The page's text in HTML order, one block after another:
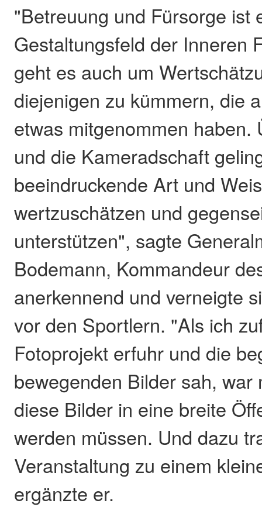
"Betreuung und Fürsorge ist
Gestaltungsfeld der Inneren
geht es auch um
diejenigen zu kümmern, die
etwas mitgenommen haben.
und die Kameradschaft
beeindruckende Art und
wertzuschätzen und
unterstützen", sagte
Bodemann, Kommandeur
anerkennend und verneigte
vor den Sportlern. "Als ich
Fotoprojekt erfuhr und die
bewegenden Bilder sah, war
diese Bilder in eine breite
werden müssen. Und dazu
Veranstaltung zu einem
ergänzte er.